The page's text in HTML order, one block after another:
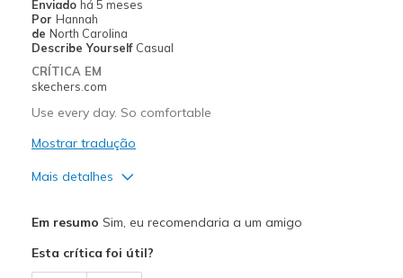
Travel
Width
Sizing
Enviado há 5 meses
Por Hannah
de North Carolina
Describe Yourself Casual
CRÍTICA EM
skechers.com
Use every day. So comfortable
Mostrar tradução
Mais detalhes
Comfortable
Em resumo Sim, eu recomendaria a um amigo
Esta crítica foi útil?